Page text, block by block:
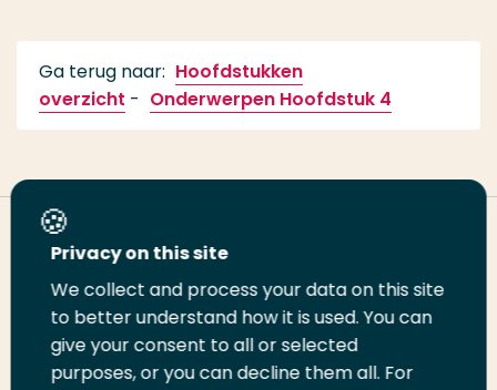
Ga terug naar: Hoofdstukken
overzicht - Onderwerpen Hoofdstuk 4
Deel deze pagina
DeelDeel
op
Deel
op
Email
deze
Print
deze
Privacy on this site
We collect and process your data on this site
to better understand how it is used. You can
give your consent to all or selected
purposes, or you can decline them all. For